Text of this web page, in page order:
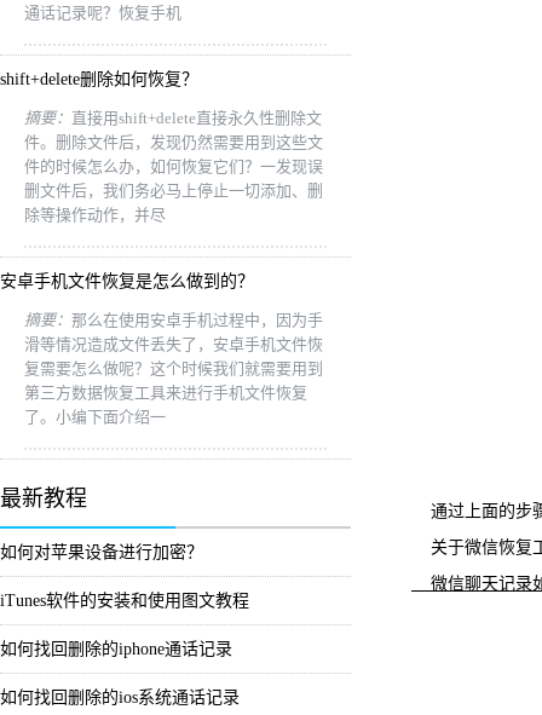
通话记录呢？恢复手机
shift+delete删除如何恢复？
摘要： 直接用shift+delete直接永久性删除文
件。删除文件后，发现仍然需要用到这些文
件的时候怎么办，如何恢复它们？一发现误
删文件后，我们务必马上停止一切添加、删
除等操作动作，并尽
安卓手机文件恢复是怎么做到的？
摘要： 那么在使用安卓手机过程中，因为手
滑等情况造成文件丢失了，安卓手机文件恢
复需要怎么做呢？这个时候我们就需要用到
第三方数据恢复工具来进行手机文件恢复
了。小编下面介绍一
最新教程
如何对苹果设备进行加密？
iTunes软件的安装和使用图文教程
如何找回删除的iphone通话记录
如何找回删除的ios系统通话记录
通过上面的步
关于微信恢复
微信聊天记录